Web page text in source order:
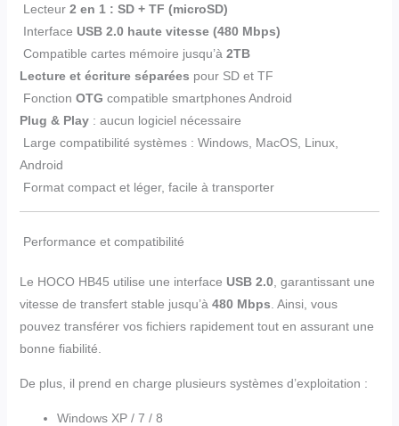
Lecteur 2 en 1 : SD + TF (microSD)
Interface USB 2.0 haute vitesse (480 Mbps)
Compatible cartes mémoire jusqu’à 2TB
Lecture et écriture séparées pour SD et TF
Fonction OTG compatible smartphones Android
Plug & Play: aucun logiciel nécessaire
Large compatibilité systèmes : Windows, MacOS, Linux,
Android
Format compact et léger, facile à transporter
Performance et compatibilité
Le HOCO HB45 utilise une interface USB 2.0, garantissant une
vitesse de transfert stable jusqu’à 480 Mbps . Ainsi, vous
pouvez transférer vos fichiers rapidement tout en assurant une
bonne fiabilité.
De plus, il prend en charge plusieurs systèmes d’exploitation :
Windows XP / 7 / 8